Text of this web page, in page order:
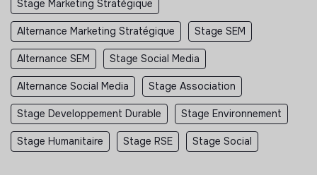
Stage Marketing Stratégique
Alternance Marketing Stratégique Stage SEM
Alternance SEM Stage Social Media
Alternance Social Media Stage Association
Stage Developpement Durable Stage Environnement
Stage Humanitaire Stage RSE Stage Social